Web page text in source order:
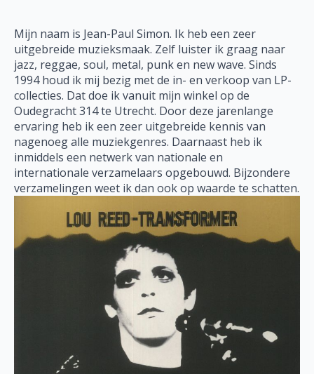
Mijn naam is Jean-Paul Simon. Ik heb een zeer
uitgebreide muzieksmaak. Zelf luister ik graag naar
jazz, reggae, soul, metal, punk en new wave. Sinds
1994 houd ik mij bezig met de in- en verkoop van LP-
collecties. Dat doe ik vanuit mijn winkel op de
Oudegracht 314 te Utrecht. Door deze jarenlange
ervaring heb ik een zeer uitgebreide kennis van
nagenoeg alle muziekgenres. Daarnaast heb ik
inmiddels een netwerk van nationale en
internationale verzamelaars opgebouwd. Bijzondere
verzamelingen weet ik dan ook op waarde te schatten.